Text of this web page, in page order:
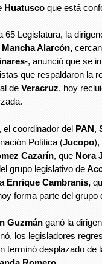
Huatusco que está
65 Legislatura, la
Alarcón,
-, anunció que se
que respaldaron la
de Veracruz, hoy
el coordinador del PAN,
Política (Jucopo),
Cazarín, que Nora
grupo legislativo de
Enrique Cambranis,
forma parte del grupo
Guzmán ganó la
los legisladores
terminó desplazado de